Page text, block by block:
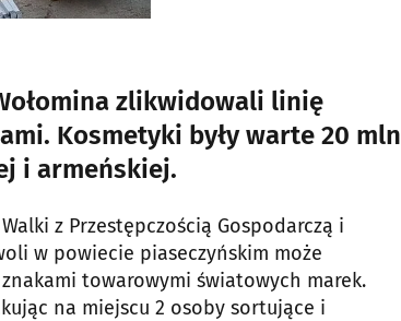
zlikwidowali linię
Kosmetyki były warte 20 mln
i armeńskiej.
z Przestępczością Gospodarczą i
w powiecie piaseczyńskim może
towarowymi światowych marek.
na miejscu 2 osoby sortujące i